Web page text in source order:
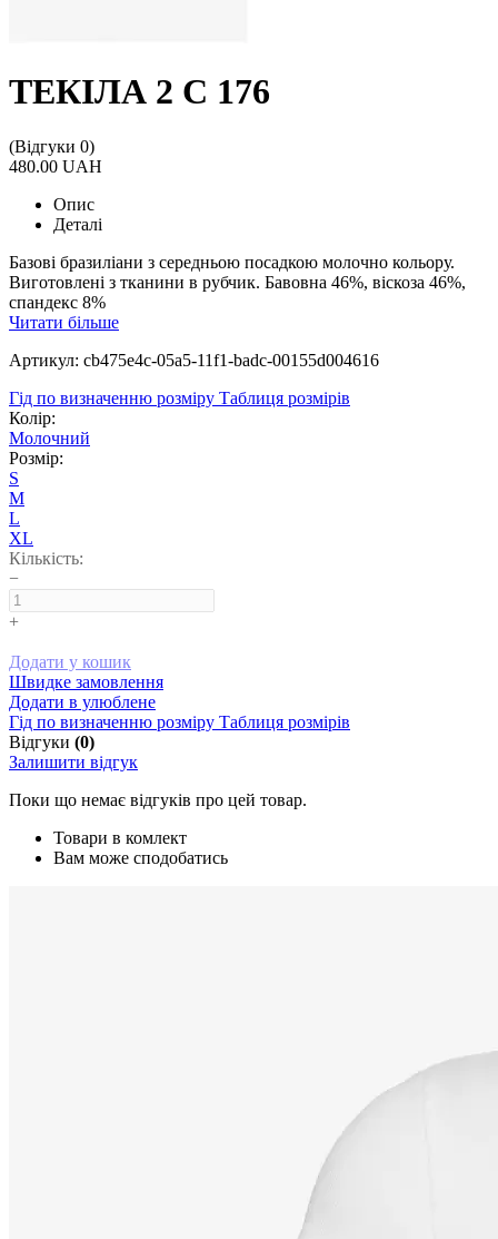
ТЕКІЛА 2 С 176
(Відгуки 0)
480.00 UAH
Опис
Деталі
Базові бразиліани з середньою посадкою молочно кольору.
Виготовлені з тканини в рубчик. Бавовна 46%, віскоза 46%,
спандекс 8%
Читати більше
Артикул: cb475e4c-05a5-11f1-badc-00155d004616
Гід по визначенню розміру Таблиця розмірів
Колір:
Молочний
Розмір:
S
M
L
XL
Кількість:
−
+
Додати у кошик
Швидке замовлення
Додати в улюблене
Гід по визначенню розміру Таблиця розмірів
Відгуки (0)
Залишити відгук
Поки що немає відгуків про цей товар.
Товари в комлект
Вам може сподобатись